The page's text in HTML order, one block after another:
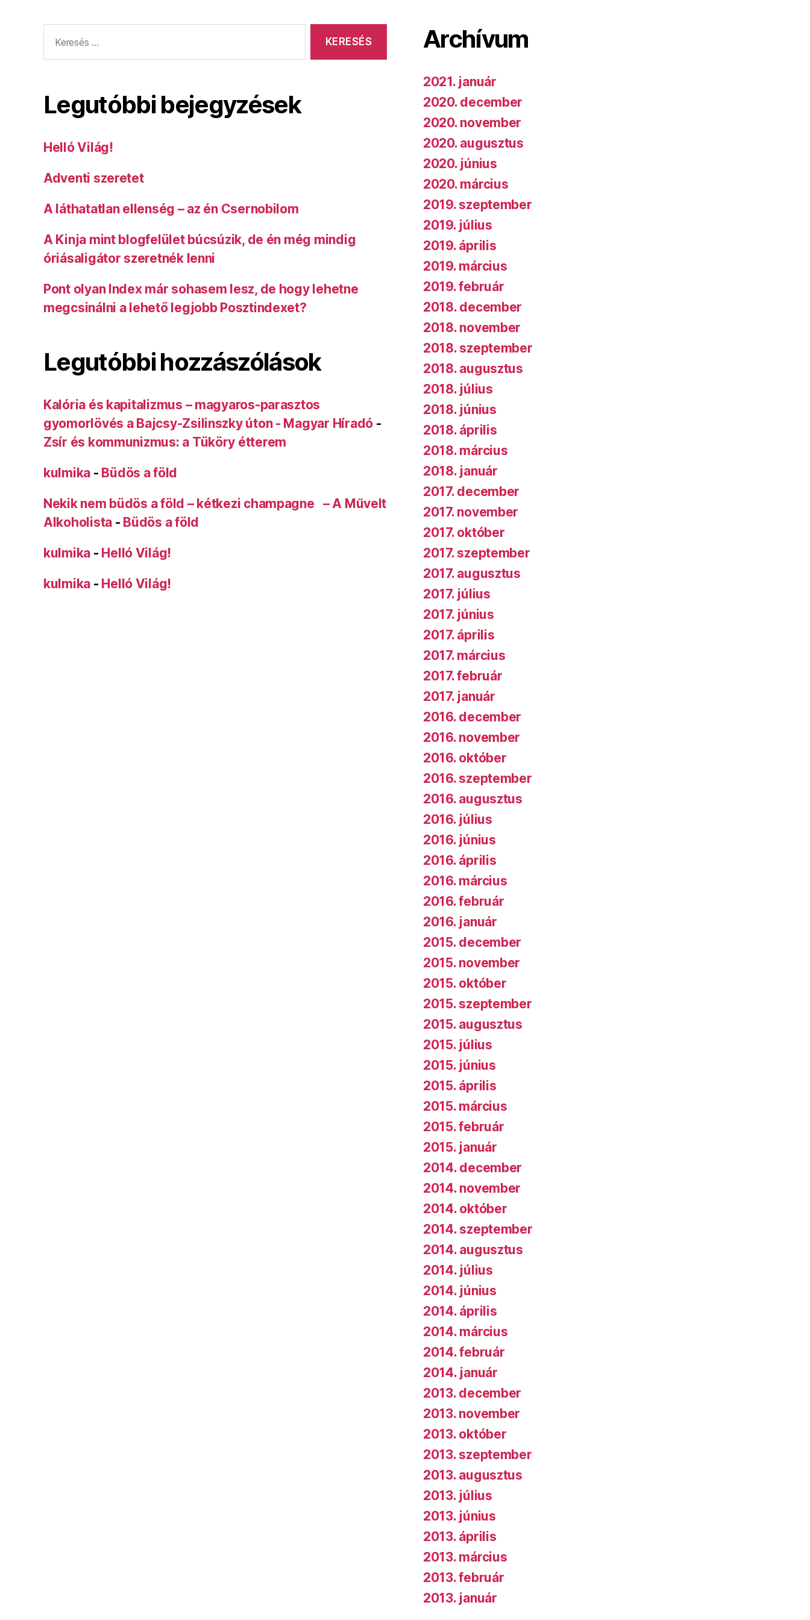
Bandát”
Legutóbbi bejegyzések
Helló Világ!
Adventi szeretet
A láthatatlan ellenség – az én Csernobilom
A Kinja mint blogfelület búcsúzik, de én még mindig
óriásaligátor szeretnék lenni
Pont olyan Index már sohasem lesz, de hogy lehetne
megcsinálni a lehető legjobb Posztindexet?
Legutóbbi hozzászólások
Kalória és kapitalizmus – magyaros-parasztos
gyomorlövés a Bajcsy-Zsilinszky úton - Magyar Híradó-
Zsír és kommunizmus: a Tüköry étterem
kulmika - Büdös a föld
Nekik nem büdös a föld – kétkezi champagne – A Művelt
Alkoholista - Büdös a föld
kulmika - Helló Világ!
kulmika - Helló Világ!
Archívum
2021. január
2020. december
2020. november
2020. augusztus
2020. június
2020. március
2019. szeptember
2019. július
2019. április
2019. március
2019. február
2018. december
2018. november
2018. szeptember
2018. augusztus
2018. július
2018. június
2018. április
2018. március
2018. január
2017. december
2017. november
2017. október
2017. szeptember
2017. augusztus
2017. július
2017. június
2017. április
2017. március
2017. február
2017. január
2016. december
2016. november
2016. október
2016. szeptember
2016. augusztus
2016. július
2016. június
2016. április
2016. március
2016. február
2016. január
2015. december
2015. november
2015. október
2015. szeptember
2015. augusztus
2015. július
2015. június
2015. április
2015. március
2015. február
2015. január
2014. december
2014. november
2014. október
2014. szeptember
2014. augusztus
2014. július
2014. június
2014. április
2014. március
2014. február
2014. január
2013. december
2013. november
2013. október
2013. szeptember
2013. augusztus
2013. július
2013. június
2013. április
2013. március
2013. február
2013. január